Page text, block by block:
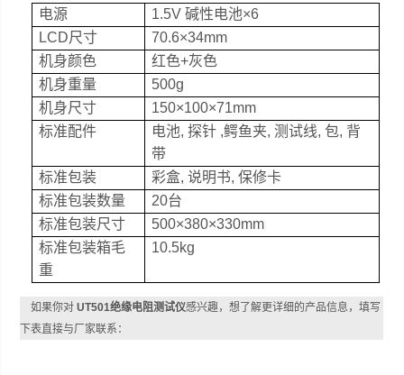
电源 1.5V 碱性电池×6
LCD尺寸
70.6×34mm
机身颜色
红色+灰色
机身重量
500g
机身尺寸
150×100×71mm
标准配件
电池, 探针,鳄鱼夹, 测试线, 包, 背
带
标准包装
彩盒, 说明书, 保修卡
标准包装数量
20台
标准包装尺寸
500×380×330mm
标准包装箱毛
重
10.5kg
如果你对UT501绝缘电阻测试仪感兴趣，想了解更详细的产品信息，填写
下表直接与厂家联系：